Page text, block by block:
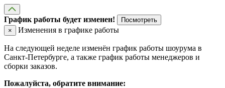
График работы будет изменен!
Посмотреть
×
Изменения в графике работы
На следующей неделе изменён график работы шоурума в
Санкт-Петербурге, а также график работы менеджеров и
сборки заказов.
Пожалуйста, обратите внимание: